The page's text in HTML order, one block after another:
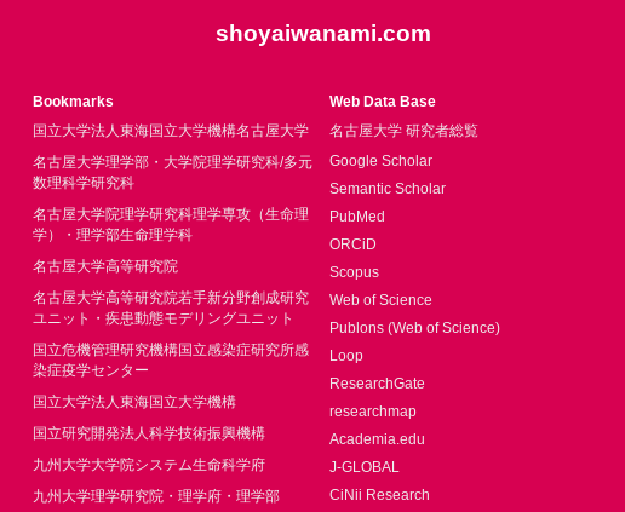
shoyaiwanami.com
Bookmarks
国立大学法人東海国立大学機構名古屋大学
名古屋大学理学部・大学院理学研究科/多元
数理科学研究科
名古屋大学院理学研究科理学専攻（生命理
学）・理学部生命理学科
名古屋大学高等研究院
名古屋大学高等研究院若手新分野創成研究
ユニット・疾患動態モデリングユニット
国立危機管理研究機構国立感染症研究所感
染症疫学センター
国立大学法人東海国立大学機構
国立研究開発法人科学技術振興機構
九州大学大学院システム生命科学府
九州大学理学研究院・理学府・理学部
Web Data Base
名古屋大学 研究者総覧
Google Scholar
Semantic Scholar
PubMed
ORCiD
Scopus
Web of Science
Publons (Web of Science)
Loop
ResearchGate
researchmap
Academia.edu
J-GLOBAL
CiNii Research